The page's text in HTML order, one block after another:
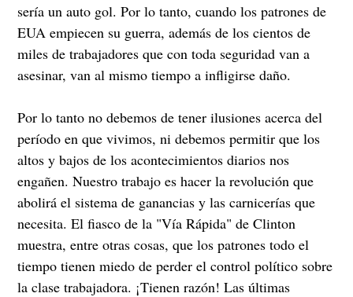
sería un auto gol. Por lo tanto, cuando los patrones de
EUA empiecen su guerra, además de los cientos de
miles de trabajadores que con toda seguridad van a
asesinar, van al mismo tiempo a infligirse daño.
Por lo tanto no debemos de tener ilusiones acerca del
período en que vivimos, ni debemos permitir que los
altos y bajos de los acontecimientos diarios nos
engañen. Nuestro trabajo es hacer la revolución que
abolirá el sistema de ganancias y las carnicerías que
necesita. El fiasco de la "Vía Rápida" de Clinton
muestra, entre otras cosas, que los patrones todo el
tiempo tienen miedo de perder el control político sobre
la clase trabajadora. ¡Tienen razón! Las últimas